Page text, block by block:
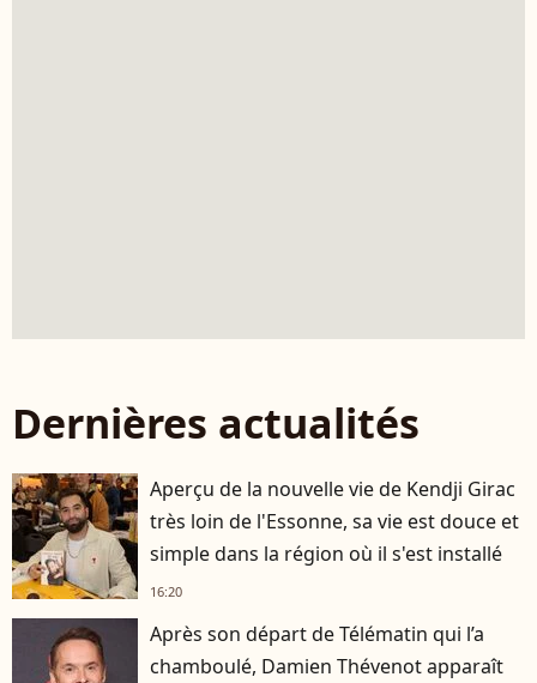
Dernières actualités
Aperçu de la nouvelle vie de Kendji Girac
très loin de l'Essonne, sa vie est douce et
simple dans la région où il s'est installé
16:20
Après son départ de Télématin qui l’a
chamboulé, Damien Thévenot apparaît